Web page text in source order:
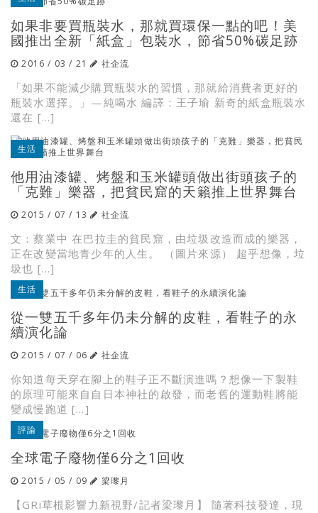
如果非要買瓶裝水，那就買環保一點的吧！美
國推出全新「紙盒」包裝水，節省50%碳足跡
2016 / 03 / 21 社企流
「如果不能減少購買瓶裝水的習慣，那就給消費者更好的
瓶裝水選擇。」—純喝水 編譯：王子瑜 新奇的紙盒瓶裝水
還在 […]
生活
他用油漆罐、烤盤和玉米罐頭做出街頭孩子的
「克難」樂器，把貧民窟的天籟推上世界舞台
2015 / 07 / 13 社企流
文：蔡業中 在巴拉圭的貧民窟，由垃圾改造而成的樂器，
正在改變當地青少年的人生。 （圖片來源） 超乎想像，垃
圾也 […]
生活
從一雙五千多年仍未分解的皮鞋，看鞋子的永
續演化論
2015 / 07 / 06 社企流
你知道每天穿在腳上的鞋子正不斷演進嗎？想像一下製鞋
的原理可能來自自日本神社的啟發，而老舊的運動鞋將能
變成慢跑道 […]
評論
全球電子廢物僅6分之1回收
2015 / 05 / 09 梁瓈月
【GRi草根影響力新視野/記者梁瓈月】 隨著科技發達，現